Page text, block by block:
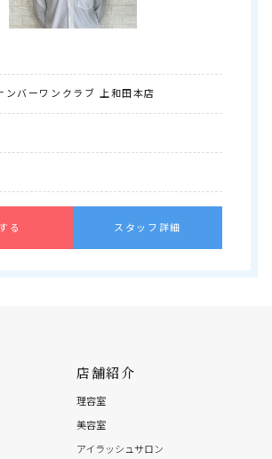
ンバーワンクラブ 上和田本店
る スタッフ詳細
店舗紹介
理容室
美容室
アイラッシュサロン